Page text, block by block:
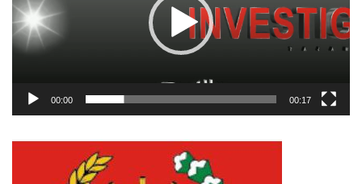
00:00 00:17